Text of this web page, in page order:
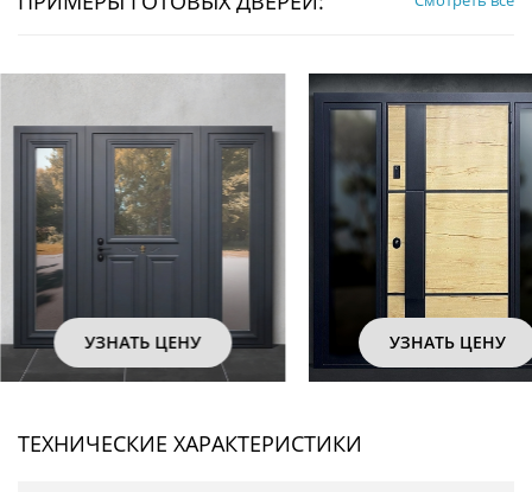
УЗНАТЬ ЦЕНУ УЗНАТЬ
ТЕХНИЧЕСКИЕ ХАРАКТЕРИСТИКИ